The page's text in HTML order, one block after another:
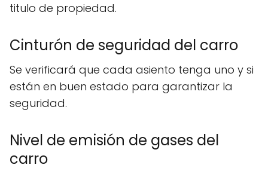
titulo de propiedad.
Cinturón de seguridad del carro
Se verificará que cada asiento tenga uno y si
están en buen estado para garantizar la
seguridad.
Nivel de emisión de gases del
carro